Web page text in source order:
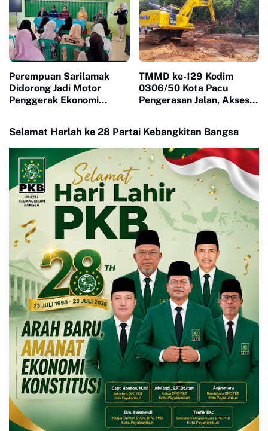
Perempuan Sarilamak
Didorong Jadi Motor
Penggerak Ekonomi
TMMD ke-129 Kodim
0306/50 Kota Pacu
Pengerasan Jalan, Akses
Selamat Harlah ke 28 Partai Kebangkitan Bangsa